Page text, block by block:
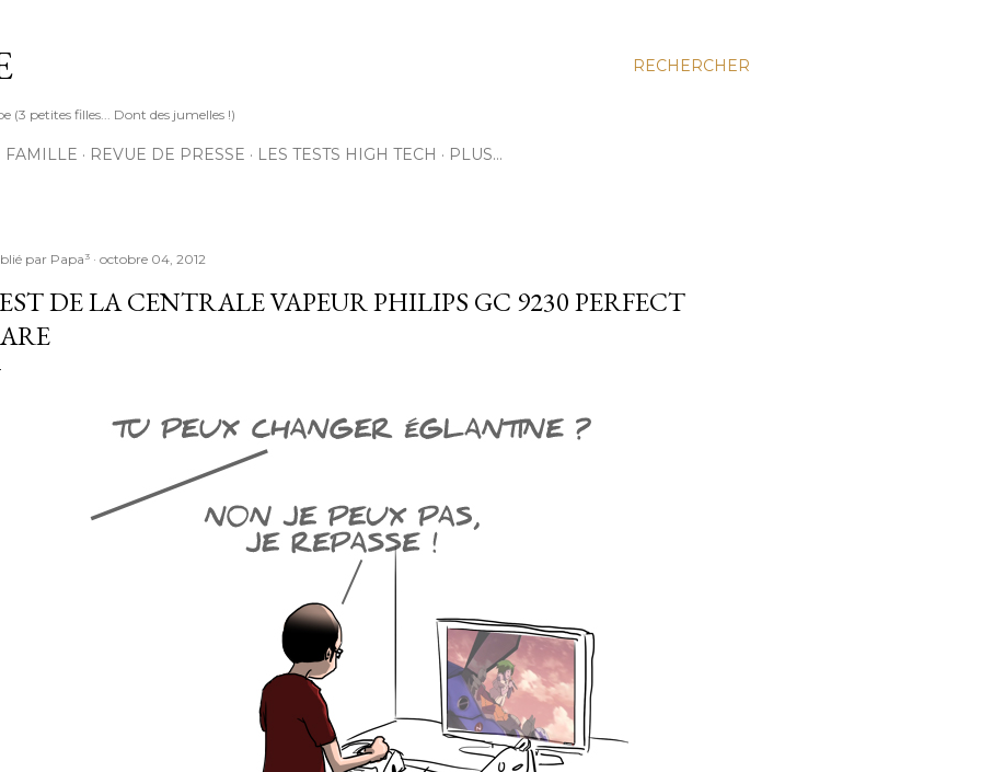
RECHERCHER
(3 petites filles... Dont des jumelles !)
FAMILLE REVUE DE PRESSE LES TESTS HIGH TECH PLUS…
par Papa³ octobre 04, 2012
DE LA CENTRALE VAPEUR PHILIPS GC 9230 PERFECT